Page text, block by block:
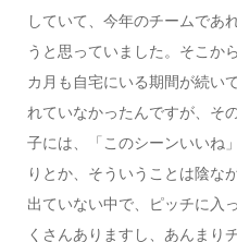
していて、今年のチームであ
うと思っていました。そこか
カ月も自宅にいる期間が続い
れていなかったんですが、そ
子には、「このシーンいいね
りとか、そういうことは陰な
出ていない中で、ピッチに入
くさんありますし、あんまり